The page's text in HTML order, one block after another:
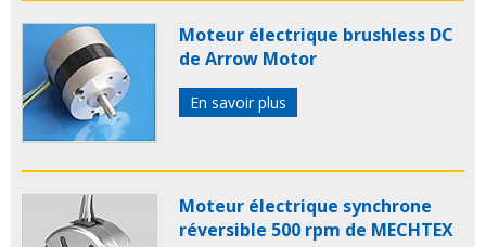
Moteur électrique brushless DC
de Arrow Motor
En savoir plus
Moteur électrique synchrone
réversible 500 rpm de MECHTEX